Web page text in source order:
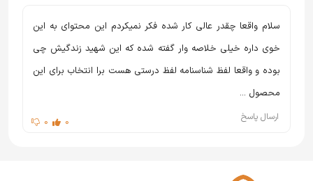
صلوات - کار فرهنگی - محرم و صفر - زیارت حضرت معصومه
- سربند حضرت زهرا - پیاده روی کربلا- ستاره و درجه - عقد
اخوت - اگر نمی رفتیم - فرمانده دبابه - محسن از زبان مادر -
تقصیر خودش بود - فرازی از وصیت نامه شهید
سلام واقعا چقدر عالی کار شده فکر نمیکردم این محتوای به این
خوی داره خیلی خلاصه وار گفته شده که این شهید زندگیش چی
بوده و واقعا لفظ شناسنامه لفظ درستی هست برا انتخاب برای این
محصول ...
0
0 ارسال پاسخ